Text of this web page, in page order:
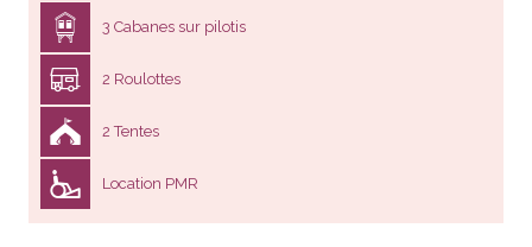
3 Cabanes sur pilotis
2 Roulottes
2 Tentes
Location PMR